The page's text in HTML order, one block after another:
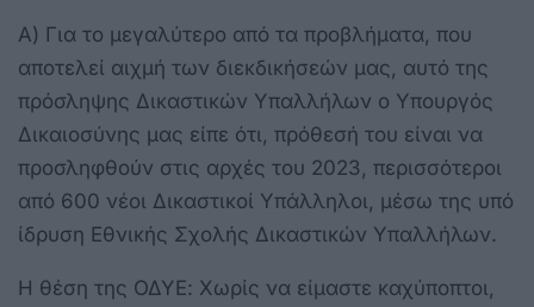
Α) Για το μεγαλύτερο από τα προβλήματα, που
αποτελεί αιχμή των διεκδικήσεών μας, αυτό της
πρόσληψης Δικαστικών Υπαλλήλων ο Υπουργός
Δικαιοσύνης μας είπε ότι, πρόθεσή του είναι να
προσληφθούν στις αρχές του 2023, περισσότεροι
από 600 νέοι Δικαστικοί Υπάλληλοι, μέσω της υπό
ίδρυση Εθνικής Σχολής Δικαστικών Υπαλλήλων.
Η θέση της ΟΔΥΕ: Χωρίς να είμαστε καχύποπτοι,